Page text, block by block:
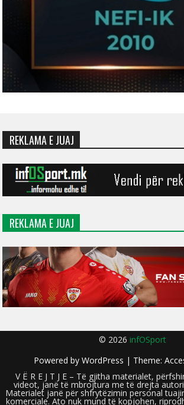
REKLAMA E JUAJ
REKLAMA E JUAJ
© 2026 infOSport
Powered by WordPress | Theme:
V Ë R E J T J E – Të gjitha materialet,
videot, janë të mbrojtura me të drejta
Materialet janë për shfrytëzimin personal
komerciale. Ato nuk mund të kopjohen,